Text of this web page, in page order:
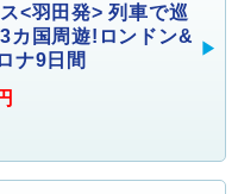
<羽田発> 列車で巡
カ国周遊!ロンドン&
ナ9日間